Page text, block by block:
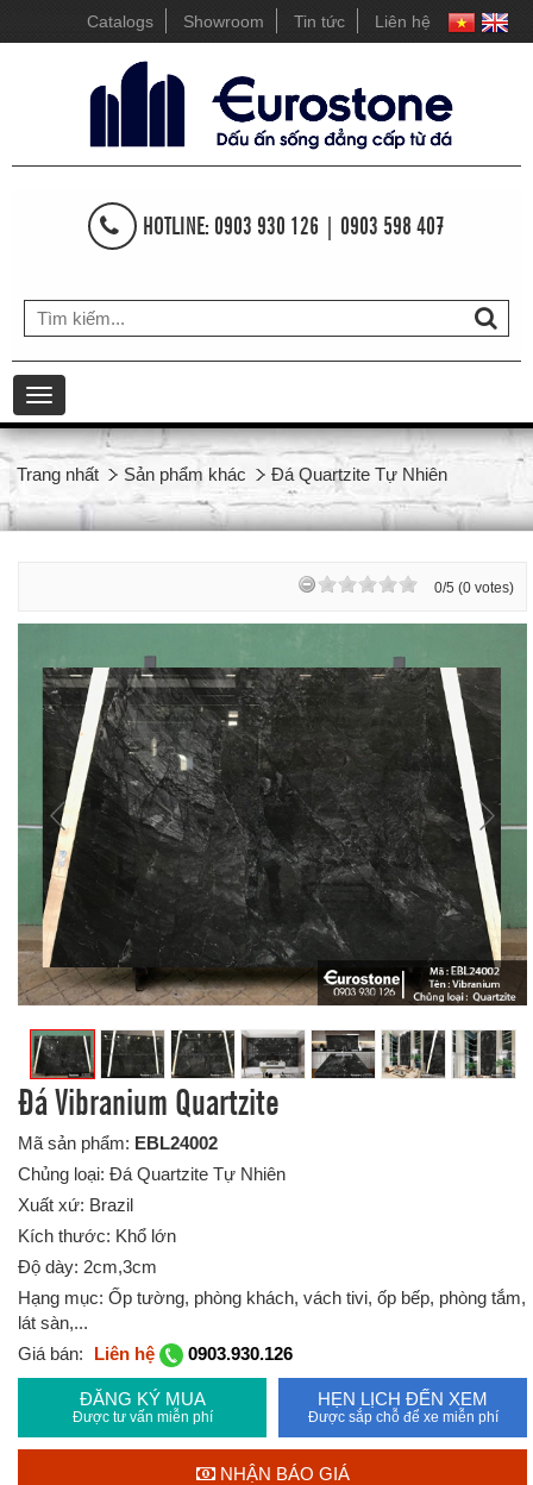
Catalogs Showroom Tin tức Liên hệ
HOTLINE: 0903 930 126 | 0903 598 407
Toggle
navigation
Trang nhất Sản phẩm khác Đá Quartzite Tự Nhiên
0/5 (0 votes)
Đá Vibranium Quartzite
Mã sản phẩm: EBL24002
Chủng loại: Đá Quartzite Tự Nhiên
Xuất xứ: Brazil
Kích thước: Khổ lớn
Độ dày: 2cm,3cm
Hạng mục: Ốp tường, phòng khách, vách tivi, ốp bếp, phòng tắm,
lát sàn,...
Giá bán:
Liên hệ 0903.930.126
ĐĂNG KÝ MUA
Được tư vấn miễn phí
HẸN LỊCH ĐẾN XEM
Được sắp chỗ để xe miễn phí
NHẬN BÁO GIÁ